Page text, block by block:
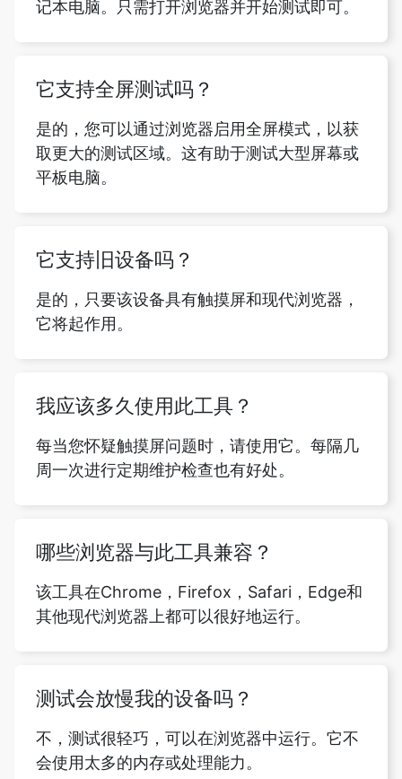
记本电脑。只需打开浏览器并开始测试即可。
它支持全屏测试吗？
是的，您可以通过浏览器启用全屏模式，以获
取更大的测试区域。这有助于测试大型屏幕或
平板电脑。
它支持旧设备吗？
是的，只要该设备具有触摸屏和现代浏览器，
它将起作用。
我应该多久使用此工具？
每当您怀疑触摸屏问题时，请使用它。每隔几
周一次进行定期维护检查也有好处。
哪些浏览器与此工具兼容？
该工具在Chrome，Firefox，Safari，Edge和
其他现代浏览器上都可以很好地运行。
测试会放慢我的设备吗？
不，测试很轻巧，可以在浏览器中运行。它不
会使用太多的内存或处理能力。